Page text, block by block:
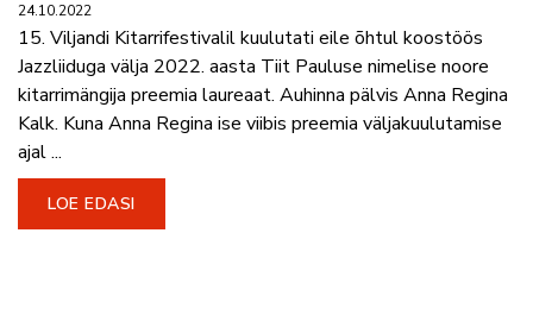
24.10.2022
15. Viljandi Kitarrifestivalil kuulutati eile õhtul koostöös
Jazzliiduga välja 2022. aasta Tiit Pauluse nimelise noore
kitarrimängija preemia laureaat. Auhinna pälvis Anna Regina
Kalk. Kuna Anna Regina ise viibis preemia väljakuulutamise
ajal ...
LOE EDASI